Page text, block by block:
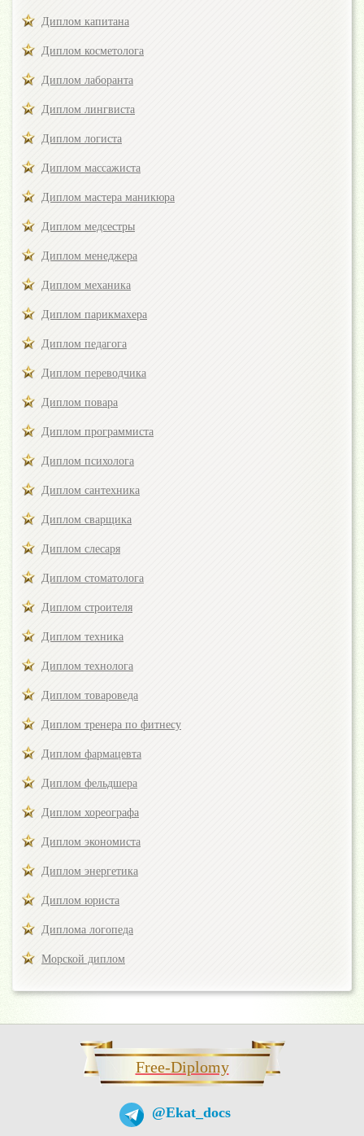
Диплом капитана
Диплом косметолога
Диплом лаборанта
Диплом лингвиста
Диплом логиста
Диплом массажиста
Диплом мастера маникюра
Диплом медсестры
Диплом менеджера
Диплом механика
Диплом парикмахера
Диплом педагога
Диплом переводчика
Диплом повара
Диплом программиста
Диплом психолога
Диплом сантехника
Диплом сварщика
Диплом слесаря
Диплом стоматолога
Диплом строителя
Диплом техника
Диплом технолога
Диплом товароведа
Диплом тренера по фитнесу
Диплом фармацевта
Диплом фельдшера
Диплом хореографа
Диплом экономиста
Диплом энергетика
Диплом юриста
Диплома логопеда
Морской диплом
Free-Diplomy
@Ekat_docs